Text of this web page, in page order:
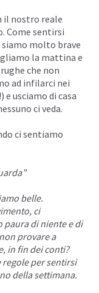
il nostro reale
Come sentirsi
molto brave
la mattina e
che non
ad infilarci nei
usciamo di casa
ci veda.
ci sentiamo
belle.
ci
paura di niente e di
provare a
in fin dei conti?
regole per sentirsi
della settimana.